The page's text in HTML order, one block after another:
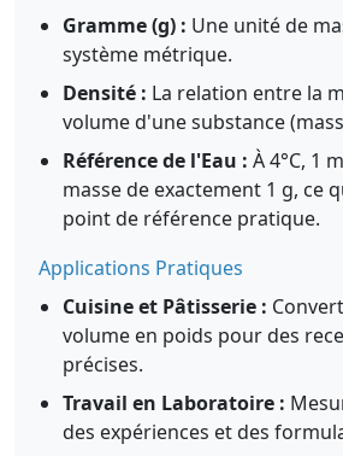
Gramme (g) : Une unité de
système métrique.
Densité : La relation entre la
volume d'une substance
Référence de l'Eau : À 4°C, 1
masse de exactement 1 g, ce
point de référence pratique.
Applications Pratiques
Cuisine et Pâtisserie :
volume en poids pour des
précises.
Travail en Laboratoire :
des expériences et des